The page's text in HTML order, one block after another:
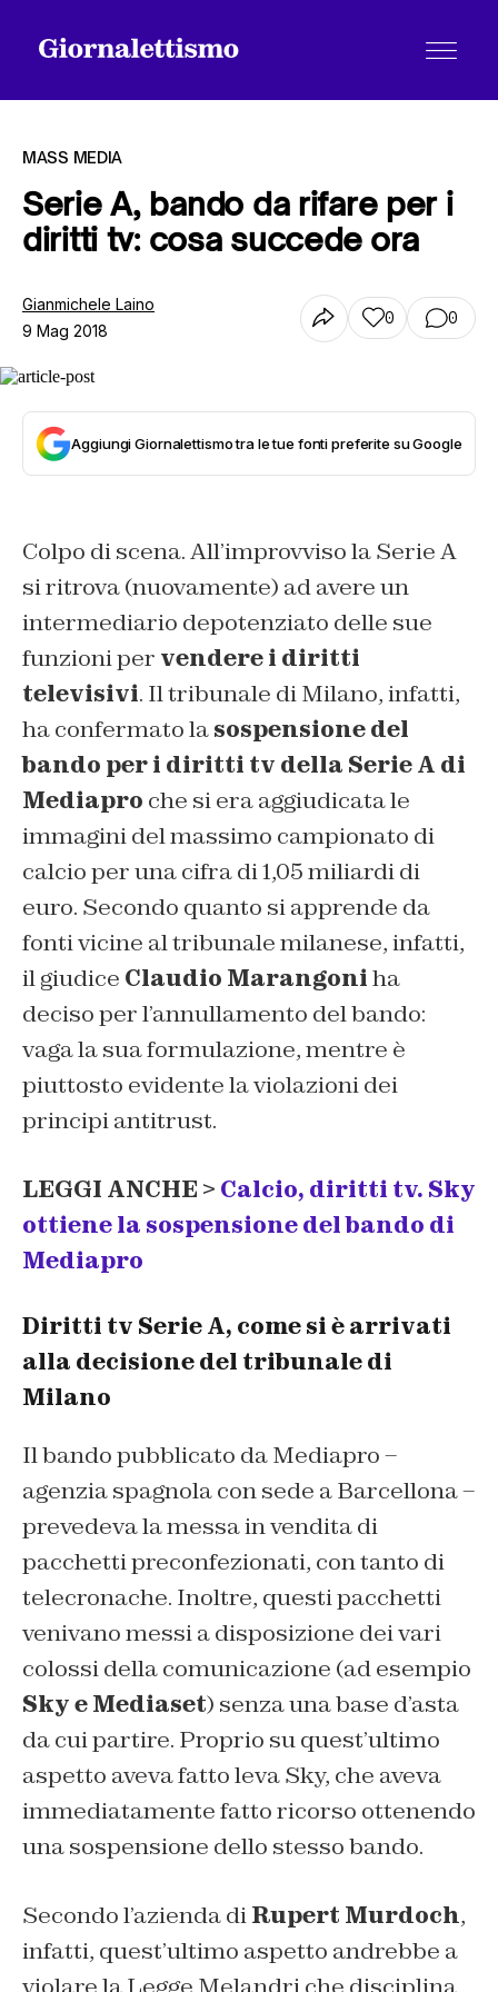
Tutti gli articoli
Chi siamo
Contatti
MASS MEDIA
Serie A, bando da rifare per i
diritti tv: cosa succede ora
Gianmichele Laino
9 Mag 2018
0 0
Aggiungi Giornalettismo tra le tue fonti preferite su Google
Colpo di scena. All’improvviso la Serie A
si ritrova (nuovamente) ad avere un
intermediario depotenziato delle sue
funzioni per vendere i diritti
televisivi. Il tribunale di Milano, infatti,
ha confermato lasospensione del
bando per i diritti tv della Serie A di
Mediapro che si era aggiudicata le
immagini del massimo campionato di
calcio per una cifra di 1,05 miliardi di
euro. Secondo quanto si apprende da
fonti vicine al tribunale milanese, infatti,
il giudice Claudio Marangoniha
deciso per l’annullamento del bando:
vaga la sua formulazione, mentre è
piuttosto evidente la violazioni dei
principi antitrust.
LEGGI ANCHE > Calcio, diritti tv. Sky
ottiene la sospensione del bando di
Mediapro
Diritti tv Serie A, come si è arrivati
alla decisione del tribunale di
Milano
Il bando pubblicato da Mediapro –
agenzia spagnola con sede a Barcellona –
prevedeva la messa in vendita di
pacchetti preconfezionati, con tanto di
telecronache. Inoltre, questi pacchetti
venivano messi a disposizione dei vari
colossi della comunicazione (ad esempio
Sky e Mediaset) senza una base d’asta
da cui partire. Proprio su quest’ultimo
aspetto aveva fatto leva Sky, che aveva
immediatamente fatto ricorso ottenendo
una sospensione dello stesso bando.
Secondo l’azienda diRupert Murdoch,
infatti, quest’ultimo aspetto andrebbe a
violare la Legge Melandri che disciplina